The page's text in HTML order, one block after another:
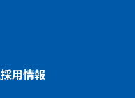
採用情報